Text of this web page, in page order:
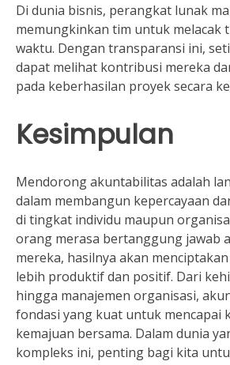
Di dunia bisnis, perangkat lunak
memungkinkan tim untuk melacak
waktu. Dengan transparansi ini,
dapat melihat kontribusi mereka
pada keberhasilan proyek secara
Kesimpulan
Mendorong akuntabilitas adalah
dalam membangun kepercayaan
di tingkat individu maupun
orang merasa bertanggung jawab
mereka, hasilnya akan
lebih produktif dan positif. Dari
hingga manajemen organisasi,
fondasi yang kuat untuk mencapai
kemajuan bersama. Dalam dunia
kompleks ini, penting bagi kita